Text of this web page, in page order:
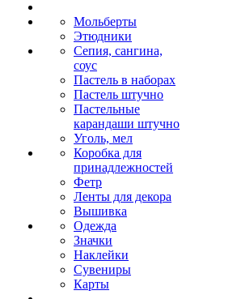
Мольберты
Этюдники
Сепия, сангина,
соус
Пастель в наборах
Пастель штучно
Пастельные
карандаши штучно
Уголь, мел
Коробка для
принадлежностей
Фетр
Ленты для декора
Вышивка
Одежда
Значки
Наклейки
Сувениры
Карты